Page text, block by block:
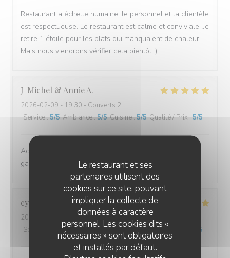
Le restaurant et ses
partenaires utilisent des
cookies sur ce site, pouvant
impliquer la collecte de
données à caractère
personnel. Les cookies dits «
nécessaires » sont obligatoires
et installés par défaut.
Restaurant a échelle humaine, le personnel et la clientèle
est respectueuse. Le restaurant est calme et conviviale. Je
retire 1 étoile pour les plats qui manquaient de chaleur.
Mais nous viendrons vérifier cela bientôt :)
J-Michel & AnnieA
2026-02-09 - 19:30 - Couverts 2
Service:5/5 Ambiance:5/5 Cuisine:5/5 Qualité / Prix:5/5
Accueil impeccable et très grande qualité des crêpes et
galettes
cyrille
2026-02-11
- 19:30 - Couverts 3
Service
Ambiance: 5 /5 Cuisine: 5/5 Qualité / Prix /5